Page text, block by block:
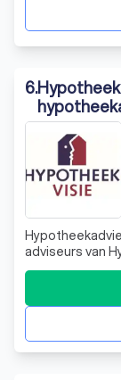
betekenen.
6.
adviseurs van
helpen je
die eerste
een nieuwe
door te